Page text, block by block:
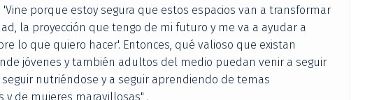
'Vine porque estoy segura que estos espacios van a transformar
la proyección que tengo de mi futuro y me va a ayudar a
lo que quiero hacer'. Entonces, qué valioso que existan
jóvenes y también adultos del medio puedan venir a seguir
seguir nutriéndose y a seguir aprendiendo de temas
y de mujeres maravillosas" .